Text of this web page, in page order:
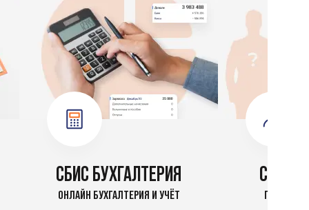
СБИС БУХГАЛТЕРИЯ
ОНЛАЙН БУХГАЛТЕРИЯ И УЧЁТ
СБИС